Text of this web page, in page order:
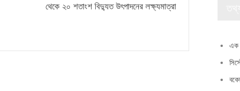
থেকে ২০ শতাংশ বিদ্যুত উৎপাদনের লক্ষ্যমাত্রা
এক